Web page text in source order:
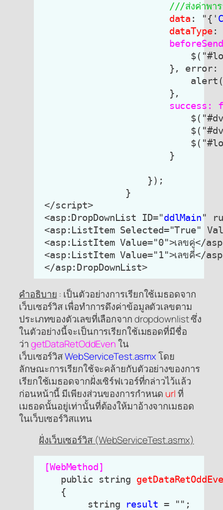
///ส่งค่าพาร
data : "{'
dataType:
},
                        },
success:
                        }
                    });
                }
</script>
<asp:DropDownList ID="ddlMain"
<asp:ListItem Selected="True"
<asp:ListItem Value="0">เลขคู่</
<asp:ListItem Value="1">เลขคี่</
คำอธิบาย : เป็นตัวอย่างการเรียกใช้เมธอดจาก
เว็บเซอร์วิส เพื่อทำการดึงค่าข้อมูลตัวเลขตาม
ประเภทของตัวเลขที่เลือกจากdropdownlistซึ่ง
ในตัวอย่างนี้จะเป็นการเรียกใช้เมธอดที่มีชื่อ
ว่าgetDataRetOddEvenใน
เว็บเซอร์วิสWebServiceTest.asmxโดย
ลักษณะการเรียกใช้จะคล้ายกับตัวอย่างของการ
เรียกใช้เมธอดจากฝั่งเซิร์ฟเวอร์ที่กล่าวไว้แล้ว
ก่อนหน้านี้ มีเพียงส่วนของการกำหนด urlที่
เมธอดนั้นอยู่เท่านั้นที่ต้องให้มาอ้างจากเมธอด
ในเว็บเซอร์วิสแทน
ฝั่งเว็บเซอร์วิส (WebServiceTest.asmx)
[WebMethod]
    public string
    {
         string
result = "";